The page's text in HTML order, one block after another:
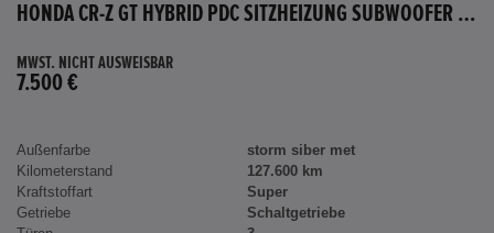
HONDA CR-Z GT HYBRID PDC SITZHEIZUNG SUBWOOFER BLUETOOTH
MWST. NICHT AUSWEISBAR
7.500 €
Außenfarbe
storm siber met
Kilometerstand
127.600 km
Kraftstoffart
Super
Getriebe
Schaltgetriebe